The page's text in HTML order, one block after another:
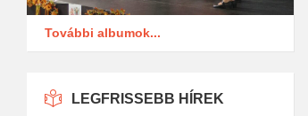
További albumok...
LEGFRISSEBB HÍREK